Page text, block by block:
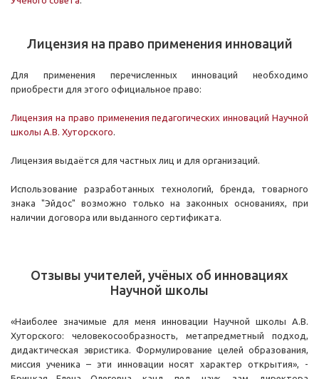
Лицензия на право применения инноваций
Для применения перечисленных инноваций необходимо
приобрести для этого официальное право:
Лицензия на право применения педагогических инноваций Научной
школы А.В. Хуторского.
Лицензия выдаётся для частных лиц и для организаций.
Использование разработанных технологий, бренда, товарного
знака "Эйдос" возможно только на законных основаниях, при
наличии договора или выданного сертификата.
Отзывы учителей, учёных об инновациях
Научной школы
«Наиболее значимые для меня инновации Научной школы А.В.
Хуторского: человекосообразность, метапредметный подход,
дидактическая эвристика. Формулирование целей образования,
миссия ученика – эти инновации носят характер открытия», -